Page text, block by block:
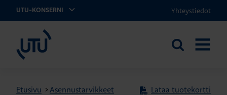
UTU-KONSERNI Yhteystiedot
Etsi
Etusivu >Asennustarvikkeet
Lataa tuotekortti